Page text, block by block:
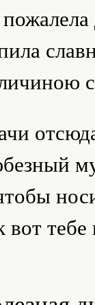
вот тебе